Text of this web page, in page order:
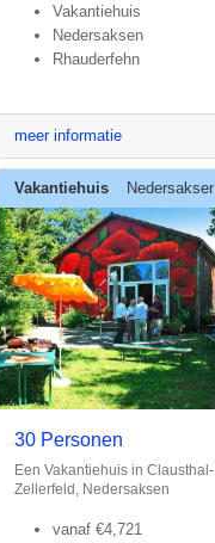
Vakantiehuis
Nedersaksen
Rhauderfehn
meer informatie
Vakantiehuis Nedersaksen
30 Personen
Een Vakantiehuis in Clausthal-
Zellerfeld, Nedersaksen
vanaf€4,721